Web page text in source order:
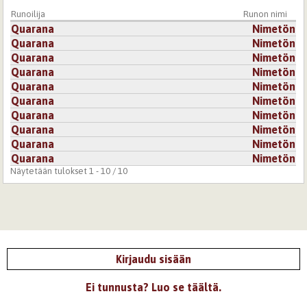
Runoilija Runon nimi
Quarana
Nimetön
Quarana
Nimetön
Quarana
Nimetön
Quarana
Nimetön
Quarana
Nimetön
Quarana
Nimetön
Quarana
Nimetön
Quarana
Nimetön
Quarana
Nimetön
Quarana
Nimetön
Näytetään tulokset 1 - 10 / 10
Kirjaudu sisään
Ei tunnusta? Luo se täältä.